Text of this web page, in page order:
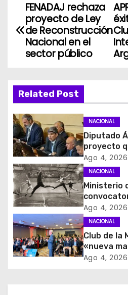
N
a
g
a
c
i
ó
n
d
e
FENADAJ rechaza
proyecto de Ley
de Reconstrucción
Nacional en el
sector público
Related Post
NACIONAL
Diputado
proyecto
control de
estados
Ago 4, 2026
NACIONAL
Ministerio
2027 con
acceso
Ago 4, 2026
NACIONAL
Club de la
«nueva
recursos al
Ago 4, 2026